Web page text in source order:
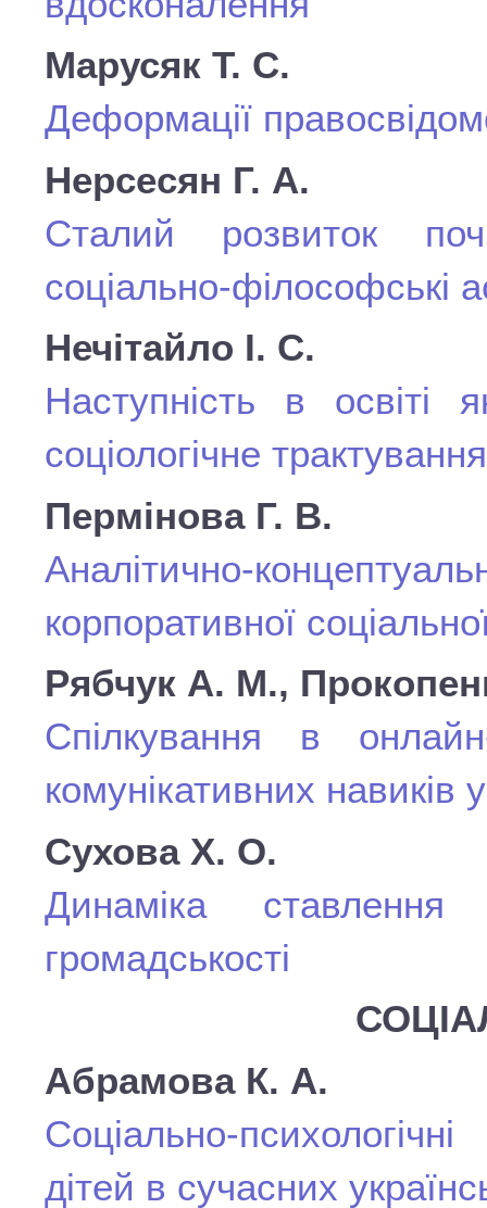
Марусяк Т. С.
Деформації
Нерсесян Г. А.
Сталий розвиток
соціально-філософські
Нечітайло І. С.
Наступність в освіті
соціологічне трактування
Пермінова Г. В.
Аналітично-
корпоративної
Рябчук А. М.,
Спілкування в
комунікативних навиків
Сухова Х. О.
Динаміка
громадськості
Абрамова К. А.
Соціально-
дітей в сучасних